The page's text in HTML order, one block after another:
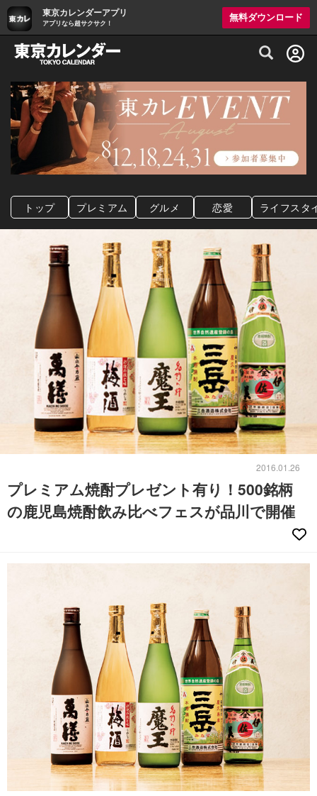
東京カレンダーアプリ
アプリなら超サクサク！
無料ダウンロード
グルメ情報・プレミアムレストラン予約
トップ プレミアム グルメ 恋愛 ライフスタ
2016.01.26
プレミアム焼酎プレゼント有り！500銘柄
の鹿児島焼酎飲み比べフェスが品川で開催